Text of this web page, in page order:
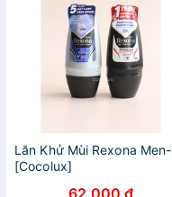
Lăn Khử Mùi Rexona Men-
[Cocolux]
62.000 đ